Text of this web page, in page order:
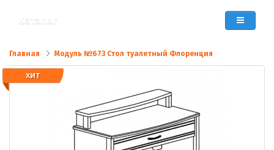
Каталог
Главная Модуль №673 Стол туалетный Флоренция
ХИТ